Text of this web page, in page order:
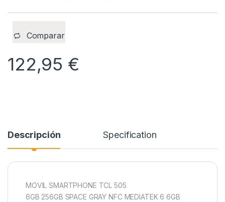
Comparar
122,95 €
Descripción Specification
MOVIL SMARTPHONE TCL 505
6GB 256GB SPACE GRAY NFC MEDIATEK 6 6GB